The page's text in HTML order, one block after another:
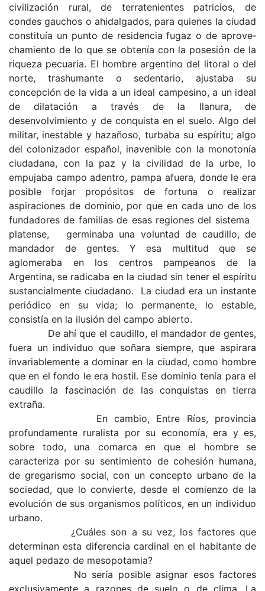
civili­zación rural, de terratenientes patricios, de
condes gauchos o ahidalgados, para quienes la ciudad
cons­tituía un punto de residencia fugaz o de aprove­
chamiento de lo que se obtenía con la posesión de la
riqueza pecuaria. El hombre argentino del lito­ral o del
norte, trashumante o sedentario, ajustaba su
concepción de la vida a un ideal campesino, a un ideal
de dilatación a través de la llanura, de
desenvolvimiento y de conquista en el suelo. Algo del
militar, inestable y hazañoso, turbaba su espí­ritu; algo
del colonizador español, inavenible con la monotonía
ciudadana, con la paz y la civilidad de la urbe, lo
empujaba campo adentro, pampa afuera, donde le era
posible forjar propósitos de fortuna o realizar
aspiraciones de dominio, por que en cada uno de los
fundadores de familias de esas regiones del sistema
platense, germinaba una voluntad de caudillo, de
mandador de gentes. Y esa multitud que se
aglomeraba en los centros pampeanos de la
Argentina, se radicaba en la ciu­dad sin tener el espíritu
sustancialmente ciuda­dano. La ciudad era un instante
periódico en su vida; lo permanente, lo estable,
consistía en la ilusión del campo abierto.
De ahí que el caudillo, el mandador de gentes,
fuera un individuo que soñara siempre, que aspi­rara
invariablemente a dominar en la ciudad, como hombre
que en el fondo le era hostil. Ese dominio tenía para el
caudillo la fascinación de las con­quistas en tierra
extraña.
En cambio, Entre Ríos, provincia
profundamente ruralista por su economía, era y es,
sobre todo, una comarca en que el hombre se
caracteriza por su sentimiento de cohesión humana,
de gregaris­mo social, con un concepto urbano de la
sociedad, que lo convierte, desde el comienzo de la
evolución de sus organismos políticos, en un individuo
ur­bano.
¿Cuáles son a su vez, los factores que
determi­nan esta diferencia cardinal en el habitante de
aquel pedazo de mesopotamia?
No sería posible asignar esos factores
exclusi­vamente a razones de suelo o de clima. La